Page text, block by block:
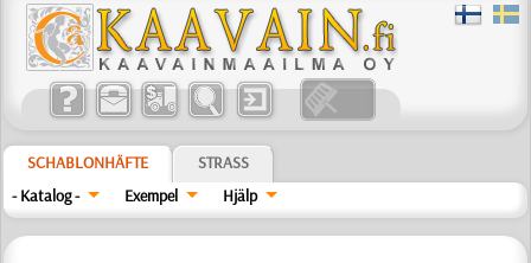
SCHABLONHÄFTE
STRASS
- Katalog -
Exempel Hjälp